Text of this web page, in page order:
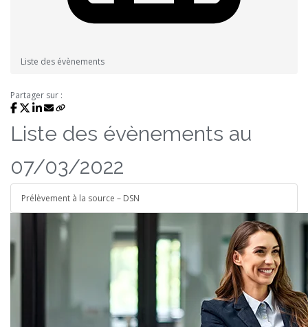
Liste des évènements
Partager sur :
Liste des évènements au
07/03/2022
Prélèvement à la source – DSN